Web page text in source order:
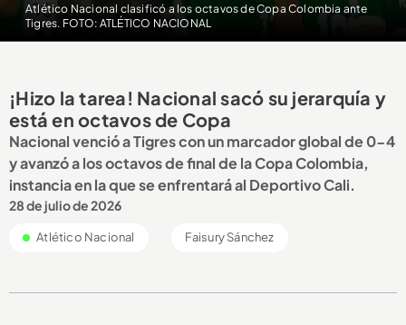
Atlético Nacional clasificó a los octavos de Copa Colombia ante
Tigres. FOTO: ATLÉTICO NACIONAL
¡Hizo la tarea! Nacional sacó su jerarquía y
está en octavos de Copa
Nacional venció a Tigres con un marcador global de 0-4
y avanzó a los octavos de final de la Copa Colombia,
instancia en la que se enfrentará al Deportivo Cali.
28 de julio de 2026
Atlético Nacional Faisury Sánchez